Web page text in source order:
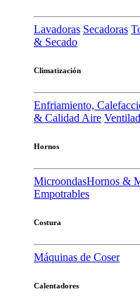
Lavadoras Secadoras
& Secado
Climatización
Enfriamiento,
& Calidad Aire
Hornos
MicroondasHornos &
Empotrables
Costura
Máquinas de Coser
Calentadores